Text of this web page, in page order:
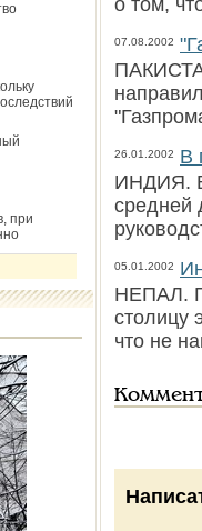
при
о том,
07.08.2002
26.01.2002
В
ИНДИЯ. В
средней
05.01.2002
НЕПАЛ.
столицу
что не